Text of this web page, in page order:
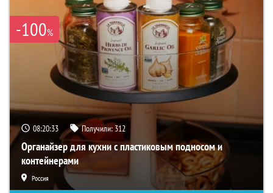
-100%
08:20:32 Получили: 312
Органайзер для кухни с пластиковым подносом и
контейнерами
Россия